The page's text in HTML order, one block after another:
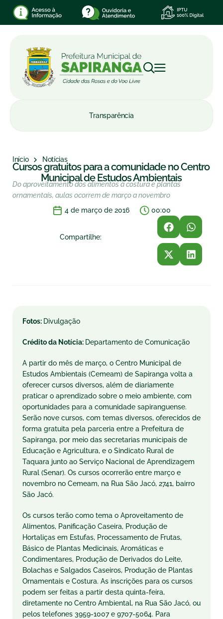
Transparência
Início Notícias
Cursos gratuitos para a comunidade no Centro
Municipal de Estudos Ambientais
Do aproveitamento dos alimentos à costura e plantas
ornamentais, aulas ocorrem de março a novembro
4 de março de 2016
00:00
Compartilhe:
Fotos: Divulgação
Crédito da Notícia: Departamento de Comunicação
A partir do mês de março, o Centro Municipal de
Estudos Ambientais (Cemeam) de Sapiranga volta a
oferecer cursos diversos, além de diariamente
praticar o aprendizado sobre o meio ambiente, com
oportunidades para a comunidade sapiranguense.
Serão nove cursos, com temas diversos, oferecidos de
forma gratuita pela parceria entre a Prefeitura de
Sapiranga, por meio das secretarias municipais de
Educação e Agricultura, e o Sindicato Rural de
Taquara junto ao Serviço Nacional de Aprendizagem
Rural (Senar). Os cursos ocorrerão entre março e
novembro no Cemeam, na Rua São Jacó, 2741, bairro
São Jacó.
Os cursos terão como tema o Aproveitamento de
Alimentos, Panificação Caseira, Produção de
Hortaliças em Estufas, Processamento de Frutas,
Básico de Plantas Medicinais, Aromáticas e
Condimentares, Produção de Derivados do Leite,
Bolachas e Salgados Caseiros, Produção de Plantas
Ornamentais e Costura. As inscrições para os cursos
podem ser feitas a partir desta quinta-feira,
diretamente no Centro Ambiental, na Rua São Jacó, ou
pelos telefones 3959-1007 e 9707-5064. Para